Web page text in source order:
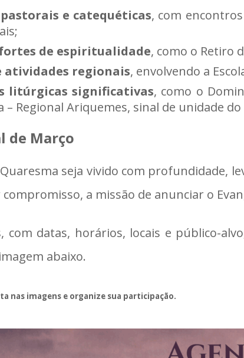
e catequéticas, com
de espiritualidade, como o Retiro
atividades regionais, envolvendo a
litúrgicas significativas, como o
– Regional Ariquemes, sinal de unidade
de Março
seja vivido com profundidade,
a missão de anunciar o
com datas, horários, locais e público-
abaixo.
nas imagens e organize sua participação.